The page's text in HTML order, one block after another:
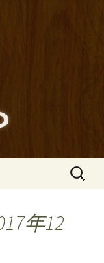
リアン
」の公式
ポ）」。
リーブ牛の
ューも豊富
飲みのお客
検
年12